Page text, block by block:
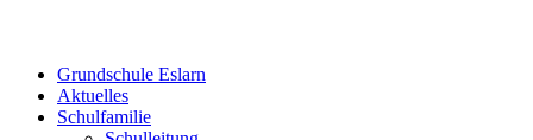
Grundschule Eslarn
Aktuelles
Schulfamilie